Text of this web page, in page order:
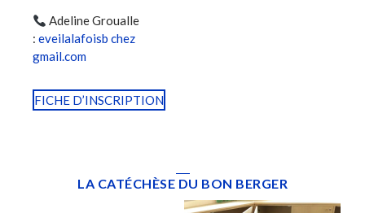
Adeline Groualle
: eveilalafoisb chez
gmail.com
FICHE D’INSCRIPTION
LA CATÉCHÈSE DU BON BERGER